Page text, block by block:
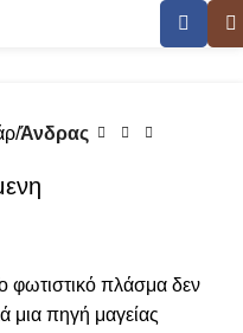
Άνδρας
φωτιστικό πλάσμα δεν
μια πηγή μαγείας